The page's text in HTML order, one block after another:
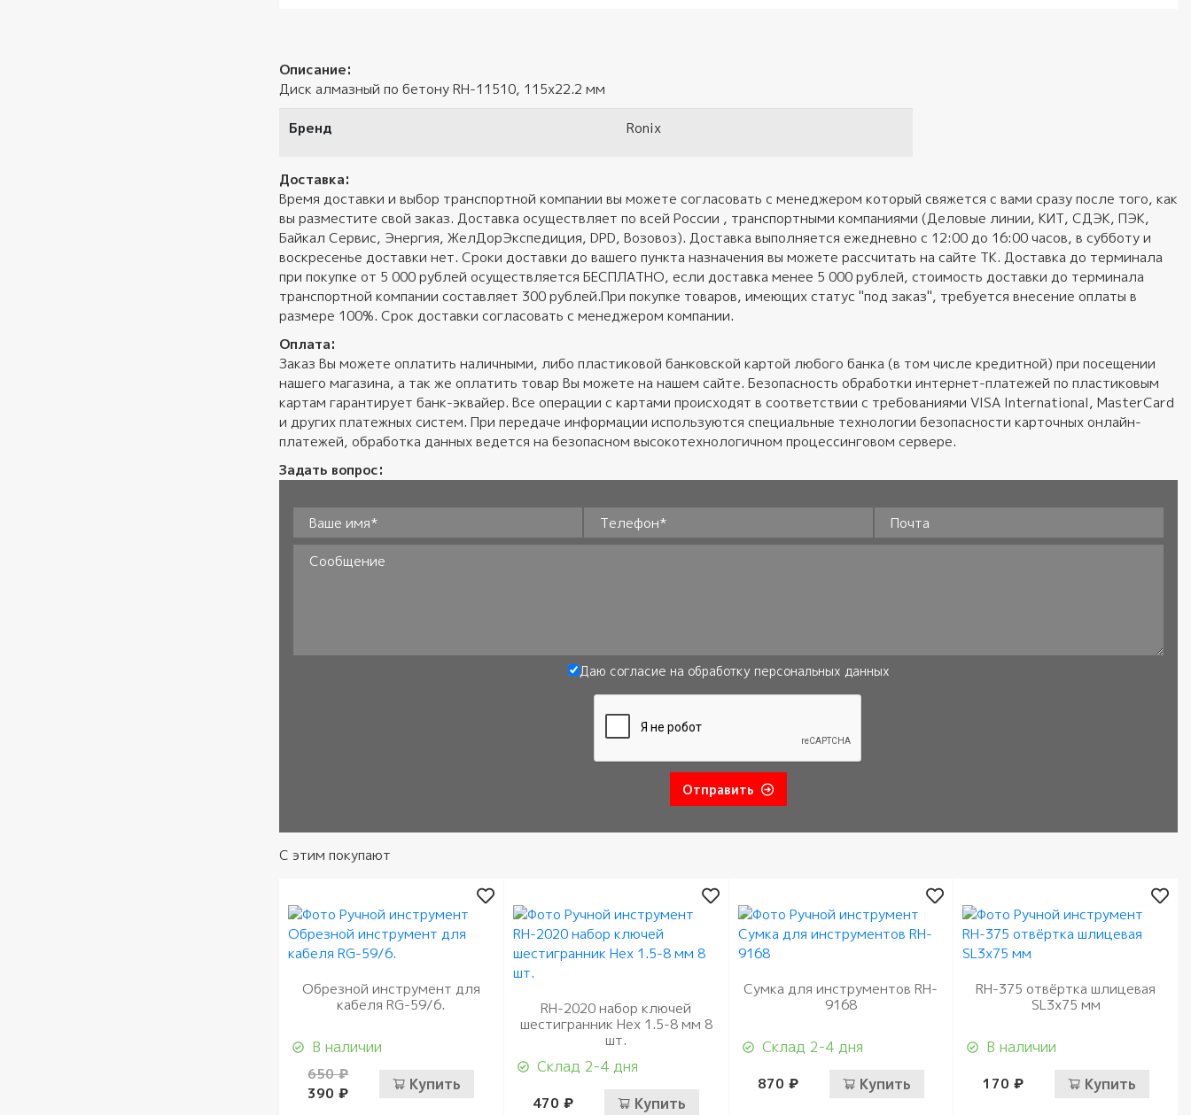
Описание:
Диск алмазный по бетону RH-11510, 115x22.2 мм
Бренд Ronix
Доставка:
Время доставки и выбор транспортной компании вы можете согласовать с менеджером который свяжется с вами сразу после того, как
вы разместите свой заказ. Доставка осуществляет по всей России , транспортными компаниями (Деловые линии, КИТ, СДЭК, ПЭК,
Байкал Сервис, Энергия, ЖелДорЭкспедиция, DPD, Возовоз). Доставка выполняется ежедневно с 12:00 до 16:00 часов, в субботу и
воскресенье доставки нет. Сроки доставки до вашего пункта назначения вы можете рассчитать на сайте ТК. Доставка до терминала
при покупке от 5 000 рублей осуществляется БЕСПЛАТНО, если доставка менее 5 000 рублей, стоимость доставки до терминала
транспортной компании составляет 300 рублей.При покупке товаров, имеющих статус "под заказ", требуется внесение оплаты в
размере 100%. Срок доставки согласовать с менеджером компании.
Оплата:
Заказ Вы можете оплатить наличными, либо пластиковой банковской картой любого банка (в том числе кредитной) при посещении
нашего магазина, а так же оплатить товар Вы можете на нашем сайте. Безопасность обработки интернет-платежей по пластиковым
картам гарантирует банк-эквайер. Все операции с картами происходят в соответствии с требованиями VISA International, MasterCard
и других платежных систем. При передаче информации используются специальные технологии безопасности карточных онлайн-
платежей, обработка данных ведется на безопасном высокотехнологичном процессинговом сервере.
Задать вопрос:
Ваше имя** Телефон* Почта
Даю согласие на обработку персональных данных
Отправить
С этим покупают
Обрезной инструмент для
кабеля RG-59/6.
В наличии
650 ₽
390 ₽
Купить
RH-2020 набор ключей
шестигранник Hех 1.5-8 мм 8
шт.
Склад 2-4 дня
470 ₽ Купить
Сумка для инструментов RH-
9168
Склад 2-4 дня
870 ₽ Купить
RH-375 отвёртка шлицевая
SL3х75 мм
В наличии
170 ₽ Купить